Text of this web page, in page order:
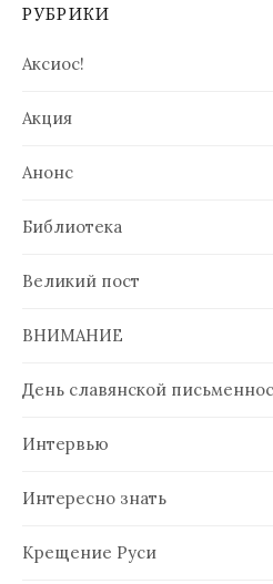
РУБРИКИ
Аксиос!
Акция
Анонс
Библиотека
Великий пост
ВНИМАНИЕ
День славянской
Интервью
Интересно знать
Крещение Руси